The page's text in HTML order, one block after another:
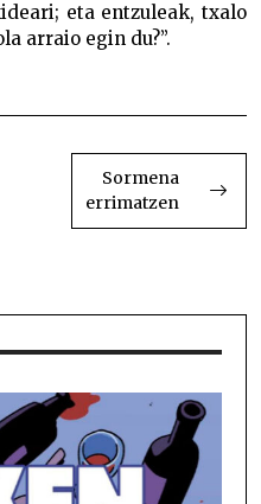
eta entzuleak, txalo
arraio egin du?”.
Sormena
errimatzen